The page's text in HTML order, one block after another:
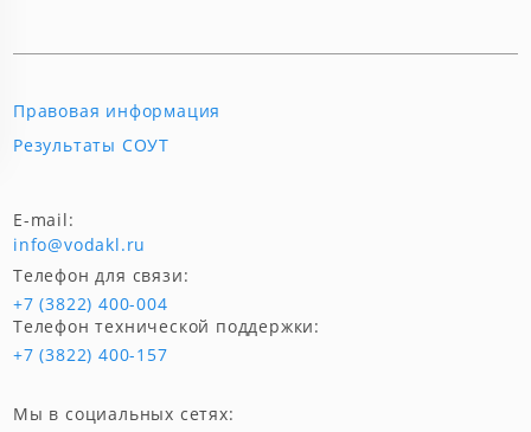
Правовая информация
Результаты СОУТ
Телефон для связи:
+7 (3822) 400-004
Телефон технической поддержки:
+7 (3822) 400-157
E-mail:
info@vodakl.ru
Мы в социальных сетях: